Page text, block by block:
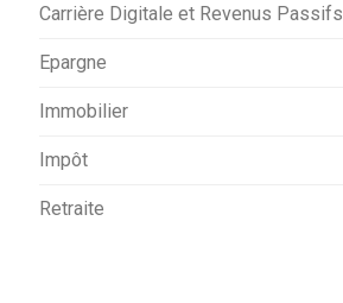
Carrière Digitale et Revenus Passifs
Epargne
Immobilier
Impôt
Retraite